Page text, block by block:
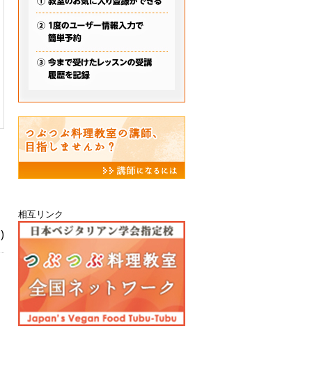
相互リンク